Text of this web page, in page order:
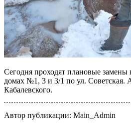
Сегодня проходят плановые
домах №1, 3 и 3/1 по ул. Советская.
Кабалевского.
Автор публикации: Main_Admin